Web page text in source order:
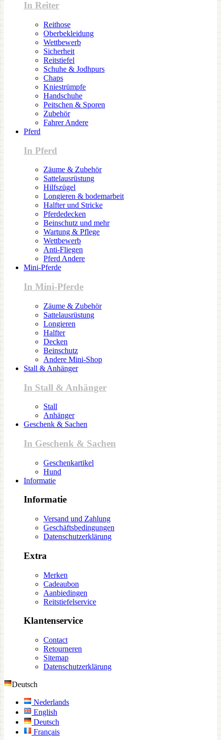
In Reiter
Reithose
Oberbekleidung
Wettbewerb
Sicherheit
Reitstiefel
Schuhe & Jodhpurs
Chaps
Kniestrümpfe
Handschuhe
Peitschen & Sporen
Zubehör
Fahrer Andere
Pferd
In Pferd
Zäume & Zubehör
Sattelausrüstung
Hilfszügel
Longieren & bodemarbeit
Halfter und Stricke
Pferdedecken
Beinschutz und mehr
Wartung & Pflege
Wettbewerb
Anti-Fliegen
Pferd Andere
Mini-Pferde
In Mini-Pferde
Zäume & Zubehör
Sattelausrüstung
Longieren
Halfter
Decken
Beinschutz
Andere Mini-Shop
Stall & Anhänger
In Stall & Anhänger
Stall
Anhänger
Geschenk & Sachen
In Geschenk & Sachen
Geschenkartikel
Hund
Informatie
Informatie
Versand und Zahlung
Geschäftsbedingungen
Datenschutzerklärung
Extra
Merken
Cadeaubon
Aanbiedingen
Reitstiefelservice
Klantenservice
Contact
Retourneren
Sitemap
Datenschutzerklärung
Deutsch
Nederlands
English
Deutsch
Français